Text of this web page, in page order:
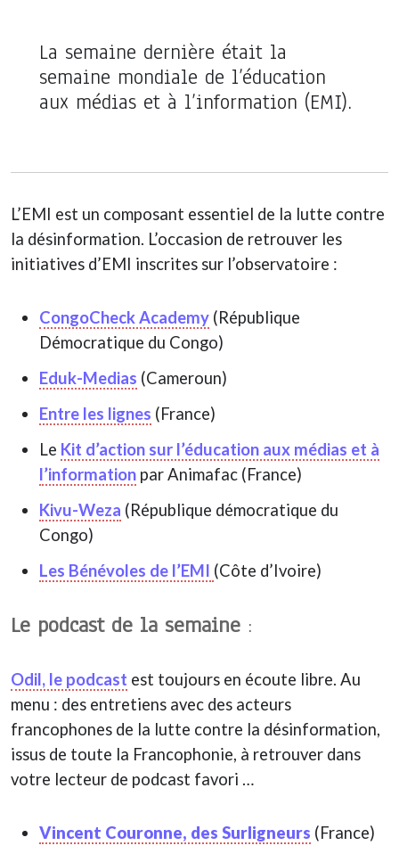
La semaine dernière était la
semaine mondiale de l’éducation
aux médias et à l’information (EMI).
L’EMI est un composant essentiel de la lutte contre
la désinformation. L’occasion de retrouver les
initiatives d’EMI inscrites sur l’observatoire :
CongoCheck Academy (République
Démocratique du Congo)
Eduk-Medias (Cameroun)
Entre les lignes (France)
Le Kit d’action sur l’éducation aux médias et à
l’information par Animafac (France)
Kivu-Weza (République démocratique du
Congo)
Les Bénévoles de l’EMI (Côte d’Ivoire)
Le podcast de la semaine :
Odil, le podcast est toujours en écoute libre. Au
menu : des entretiens avec des acteurs
francophones de la lutte contre la désinformation,
issus de toute la Francophonie, à retrouver dans
votre lecteur de podcast favori …
Vincent Couronne, des Surligneurs (France)